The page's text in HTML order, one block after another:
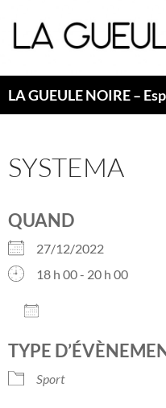
SYSTEMA
QUAND
27/12/2022
18 h 00 - 20 h 00
TYPE
Sport